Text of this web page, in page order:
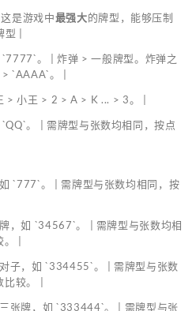
是游戏中最强大的牌型，能够压制
|
`7777`。 | 炸弹 > 一般牌型。炸弹之
`AAAA`。 |
> 小王 > 2 > A > K ... > 3。 |
。 | 需牌型与张数均相同，按点
`777`。 | 需牌型与张数均相同，按
，如 `34567`。 | 需牌型与张数均相
|
子，如 `334455`。 | 需牌型与张数
较。 |
张牌，如 `333444`。 | 需牌型与张